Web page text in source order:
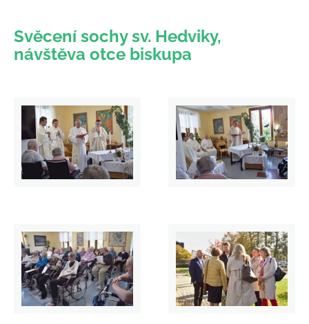
Svěcení sochy sv. Hedviky,
návštěva otce biskupa